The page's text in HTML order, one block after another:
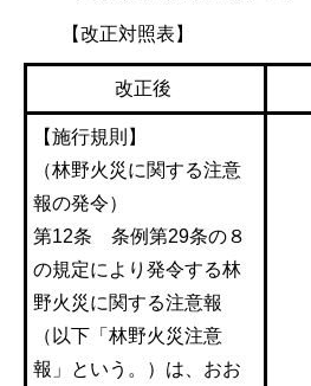
【改正対照表】
改正後
【施行規則】
（林野火災に関する注意
報の発令）
第12条 条例第29条の８
の規定により発令する林
野火災に関する注意報
（以下「林野火災注意
報」という。）は、おお